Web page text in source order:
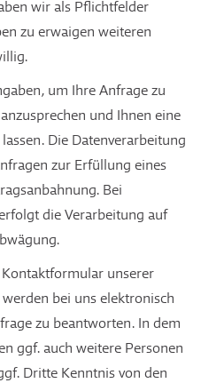
wir als Pflichtfelder
zu erwaigen weiteren
um Ihre Anfrage zu
und Ihnen eine
Die Datenverarbeitung
zur Erfüllung eines
Bei
die Verarbeitung auf
unserer
bei uns elektronisch
zu beantworten. In dem
ggf. auch weitere Personen
Dritte Kenntnis von den